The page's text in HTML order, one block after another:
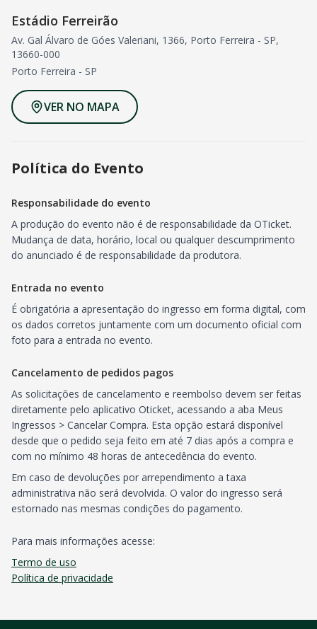
Estádio Ferreirão
Av. Gal Álvaro de Góes Valeriani, 1366, Porto Ferreira - SP,
13660-000
Porto Ferreira - SP
VER NO MAPA
Política do Evento
Responsabilidade do evento
A produção do evento não é de responsabilidade da OTicket.
Mudança de data, horário, local ou qualquer descumprimento
do anunciado é de responsabilidade da produtora.
Entrada no evento
É obrigatória a apresentação do ingresso em forma digital, com
os dados corretos juntamente com um documento oficial com
foto para a entrada no evento.
Cancelamento de pedidos pagos
As solicitações de cancelamento e reembolso devem ser feitas
diretamente pelo aplicativo Oticket, acessando a aba Meus
Ingressos > Cancelar Compra. Esta opção estará disponível
desde que o pedido seja feito em até 7 dias após a compra e
com no mínimo 48 horas de antecedência do evento.
Em caso de devoluções por arrependimento a taxa
administrativa não será devolvida. O valor do ingresso será
estornado nas mesmas condições do pagamento.
Para mais informações acesse:
Termo de uso
Política de privacidade